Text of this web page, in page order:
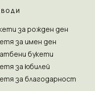
за рожден ден
за имен ден
букети
за юбилей
за благодарност